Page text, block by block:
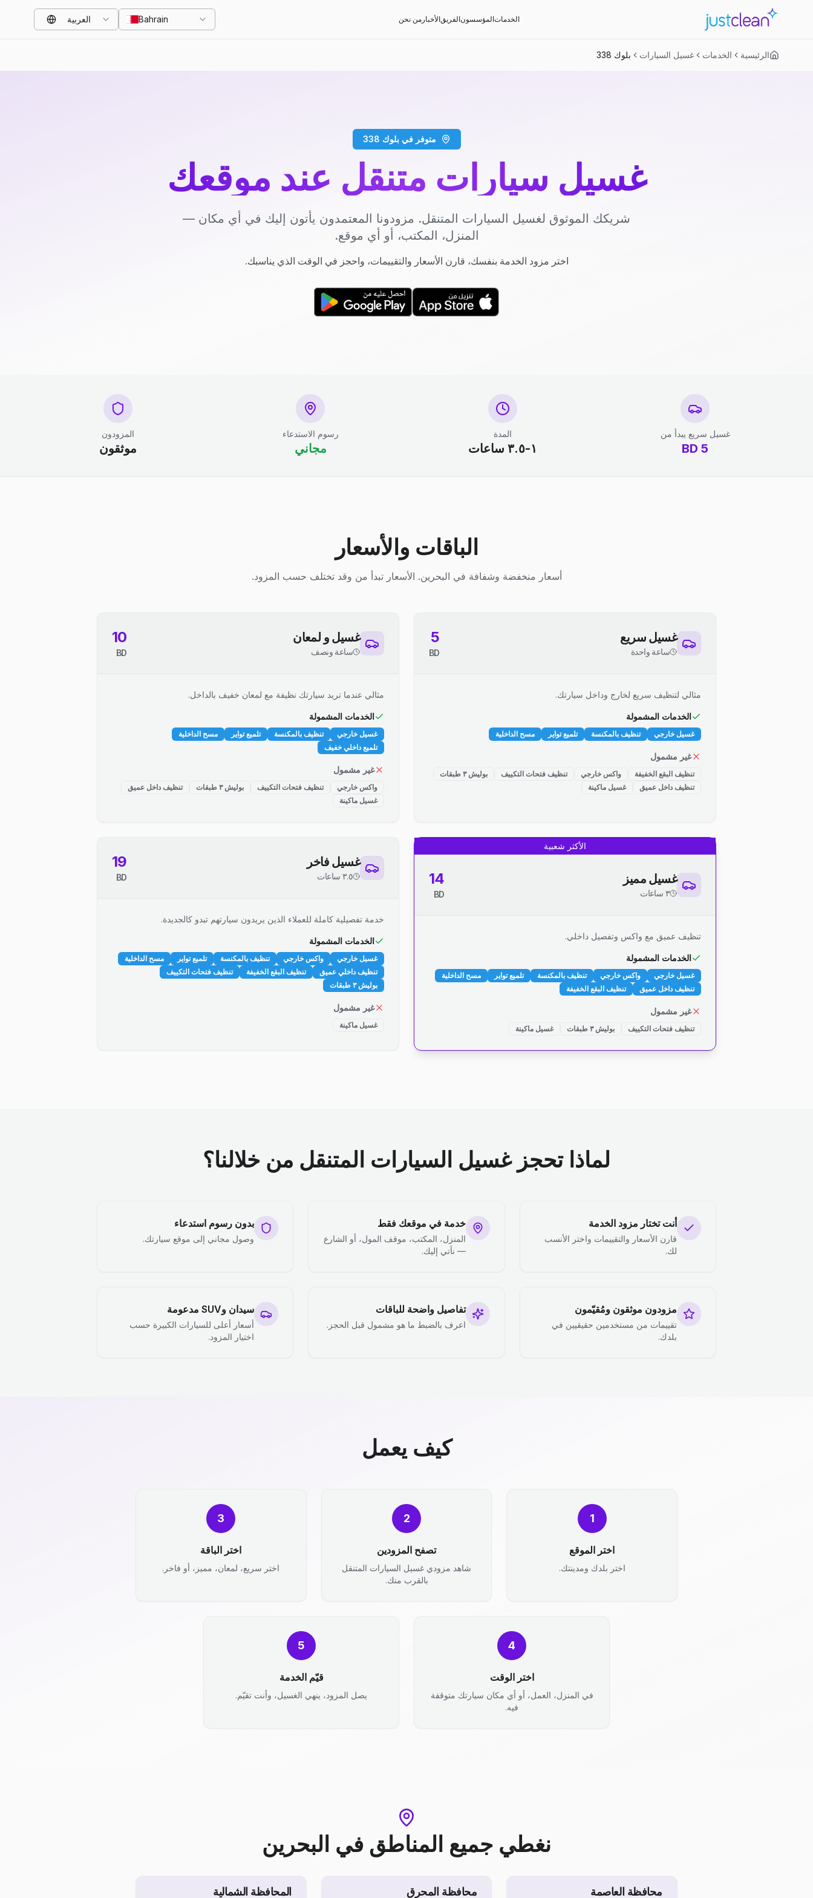
الخدماتالمؤسسونالفريقالأخبار من نحن Bahrain العربية
الرئيسية الخدمات غسيل السيارات بلوك 338
متوفر في بلوك 338
غسيل سيارات متنقل عند موقعك
شريكك الموثوق لغسيل السيارات المتنقل. مزودونا المعتمدون يأتون إليك في أي مكان —
المنزل، المكتب، أو أي موقع.
اختر مزود الخدمة بنفسك، قارن الأسعار والتقييمات، واحجز في الوقت الذي يناسبك.
غسيل سريع يبدأ من
5
BD
المدة
١-٣.٥ ساعات
رسوم الاستدعاء
مجاني
المزودون
موثقون
الباقات والأسعار
أسعار منخفضة وشفافة في البحرين. الأسعار تبدأ من وقد تختلف حسب المزود.
غسيل سريع
ساعة واحدة
5
BD
مثالي لتنظيف سريع لخارج وداخل سيارتك.
الخدمات المشمولة
غسيل خارجي تنظيف بالمكنسة تلميع تواير مسح الداخلية
غير مشمول
تنظيف البقع الخفيفة واكس خارجي تنظيف فتحات التكييف
بوليش ٣ طبقات
تنظيف داخل عميق
غسيل ماكينة
غسيل و لمعان
ساعة ونصف
10
BD
مثالي عندما تريد سيارتك نظيفة مع لمعان خفيف بالداخل.
الخدمات المشمولة
غسيل خارجي تنظيف بالمكنسة تلميع تواير
مسح الداخلية
تلميع داخلي خفيف
غير مشمول
واكس خارجي تنظيف فتحات التكييف بوليش ٣ طبقات
تنظيف داخل عميق
غسيل ماكينة
الأكثر شعبية
غسيل مميز
٣ ساعات
14
BD
تنظيف عميق مع واكس وتفصيل داخلي.
الخدمات المشمولة
غسيل خارجي واكس خارجي تنظيف بالمكنسة تلميع تواير
مسح الداخلية
تنظيف داخل عميق
تنظيف البقع الخفيفة
غير مشمول
تنظيف فتحات التكييف بوليش ٣ طبقات غسيل ماكينة
غسيل فاخر
٣.٥ ساعات
19
BD
خدمة تفصيلية كاملة للعملاء الذين يريدون سيارتهم تبدو كالجديدة.
الخدمات المشمولة
غسيل خارجي واكس خارجي تنظيف بالمكنسة تلميع تواير
مسح الداخلية
تنظيف داخلي عميق
تنظيف البقع الخفيفة
تنظيف فتحات التكييف
بوليش ٣ طبقات
غير مشمول
غسيل ماكينة
لماذا تحجز غسيل السيارات المتنقل من خلالنا؟
أنت تختار مزود الخدمة
قارن الأسعار والتقييمات واختر الأنسب
لك.
خدمة في موقعك فقط
المنزل، المكتب، موقف المول، أو الشارع
— نأتي إليك.
بدون رسوم استدعاء
وصول مجاني إلى موقع سيارتك.
مزودون موثقون ومُقيّمون
تقييمات من مستخدمين حقيقيين في
بلدك.
تفاصيل واضحة للباقات
اعرف بالضبط ما هو مشمول قبل الحجز.
سيدان وSUV مدعومة
أسعار أعلى للسيارات الكبيرة حسب
اختيار المزود.
كيف يعمل
1
اختر الموقع
اختر بلدك ومدينتك.
2
تصفح المزودين
شاهد مزودي غسيل السيارات المتنقل
بالقرب منك.
3
اختر الباقة
اختر سريع، لمعان، مميز، أو فاخر.
4
اختر الوقت
في المنزل، العمل، أو أي مكان سيارتك متوقفة
فيه.
5
قيّم الخدمة
يصل المزود، ينهي الغسيل، وأنت تقيّم.
نغطي جميع المناطق في البحرين
محافظة العاصمة محافظة المحرق المحافظة الشمالية